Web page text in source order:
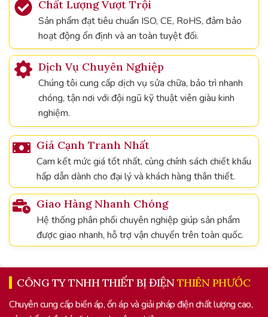
Chất Lượng Vượt Trội
Sản phẩm đạt tiêu chuẩn ISO, CE, RoHS, đảm bảo
hoạt động ổn định và an toàn tuyệt đối.
Dịch Vụ Chuyên Nghiệp
Chúng tôi cung cấp dịch vụ sửa chữa, bảo trì nhanh
chóng, tận nơi với đội ngũ kỹ thuật viên giàu kinh
nghiệm.
Giá Cạnh Tranh Nhất
Cam kết mức giá tốt nhất, cùng chính sách chiết khấu
hấp dẫn dành cho đại lý và khách hàng thân thiết.
Giao Hàng Nhanh Chóng
Hệ thống phân phối chuyên nghiệp giúp sản phẩm
được giao nhanh, hỗ trợ vận chuyển trên toàn quốc.
CÔNG TY TNHH THIẾT BỊ ĐIỆNTHIÊN PHƯỚC
Chuyên cung cấp biến áp, ổn áp và giải pháp điện chất lượng cao,